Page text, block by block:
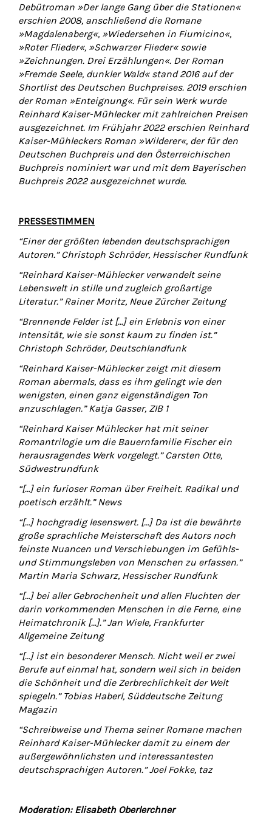
Debütroman »Der lange Gang über die Stationen«
erschien 2008, anschließend die Romane
»Magdalenaberg«, »Wiedersehen in Fiumicino«,
»Roter Flieder«, »Schwarzer Flieder« sowie
»Zeichnungen. Drei Erzählungen«. Der Roman
»Fremde Seele, dunkler Wald« stand 2016 auf der
Shortlist des Deutschen Buchpreises. 2019 erschien
der Roman »Enteignung«. Für sein Werk wurde
Reinhard Kaiser-Mühlecker mit zahlreichen Preisen
ausgezeichnet. Im Frühjahr 2022 erschien Reinhard
Kaiser-Mühleckers Roman »Wilderer«, der für den
Deutschen Buchpreis und den Österreichischen
Buchpreis nominiert war und mit dem Bayerischen
Buchpreis 2022 ausgezeichnet wurde.
PRESSESTIMMEN
“Einer der größten lebenden deutschsprachigen
Autoren.” Christoph Schröder, Hessischer Rundfunk
“Reinhard Kaiser-Mühlecker verwandelt seine
Lebenswelt in stille und zugleich großartige
Literatur.” Rainer Moritz, Neue Zürcher Zeitung
“Brennende Felder ist […] ein Erlebnis von einer
Intensität, wie sie sonst kaum zu finden ist.”
Christoph Schröder, Deutschlandfunk
“Reinhard Kaiser-Mühlecker zeigt mit diesem
Roman abermals, dass es ihm gelingt wie den
wenigsten, einen ganz eigenständigen Ton
anzuschlagen.” Katja Gasser, ZIB 1
“Reinhard Kaiser Mühlecker hat mit seiner
Romantrilogie um die Bauernfamilie Fischer ein
herausragendes Werk vorgelegt.” Carsten Otte,
Südwestrundfunk
“[…] ein furioser Roman über Freiheit. Radikal und
poetisch erzählt.” News
“[…] hochgradig lesenswert. […] Da ist die bewährte
große sprachliche Meisterschaft des Autors noch
feinste Nuancen und Verschiebungen im Gefühls-
und Stimmungsleben von Menschen zu erfassen.”
Martin Maria Schwarz, Hessischer Rundfunk
“[…] bei aller Gebrochenheit und allen Fluchten der
darin vorkommenden Menschen in die Ferne, eine
Heimatchronik […].” Jan Wiele, Frankfurter
Allgemeine Zeitung
“[…] ist ein besonderer Mensch. Nicht weil er zwei
Berufe auf einmal hat, sondern weil sich in beiden
die Schönheit und die Zerbrechlichkeit der Welt
spiegeln.” Tobias Haberl, Süddeutsche Zeitung
Magazin
“Schreibweise und Thema seiner Romane machen
Reinhard Kaiser-Mühlecker damit zu einem der
außergewöhnlichsten und interessantesten
deutschsprachigen Autoren.” Joel Fokke, taz
Moderation: Elisabeth Oberlerchner